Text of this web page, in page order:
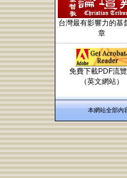
台灣最有影響力的基
章
免費下載PDF流
（英文網站）
本網站全部內